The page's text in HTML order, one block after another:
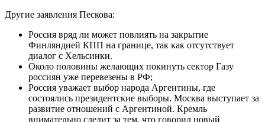
Другие заявления Пескова:
Россия вряд ли может повлиять на закрытие
Финляндией КПП на границе, так как отсутствует
диалог с Хельсинки.
Около половины желающих покинуть сектор Газу
россиян уже перевезены в РФ;
Россия уважает выбор народа Аргентины, где
состоялись президентские выборы. Москва выступает за
развитие отношений с Аргентиной. Кремль
внимательно следит за тем, что говорил новый